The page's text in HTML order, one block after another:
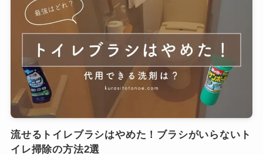
流せるトイレブラシはやめた！ブラシがいらないト
イレ掃除の方法2選